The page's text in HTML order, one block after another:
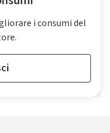
i consumi del